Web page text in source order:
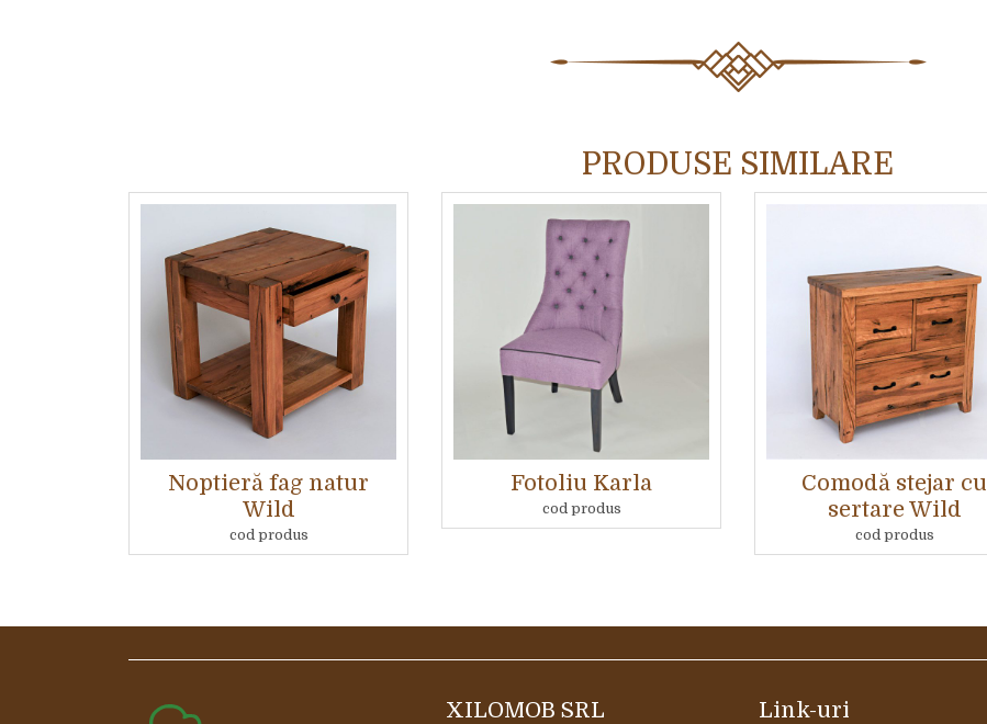
PRODUSE SIMILARE
Noptieră fag natur
Wild
cod produs
Fotoliu Karla
cod produs
Comodă stejar cu
sertare Wild
cod produs
XILOMOB SRL Link-uri